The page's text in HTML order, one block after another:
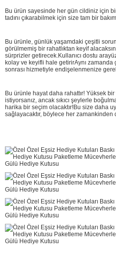
Bu ürün sayesinde her gün cildiniz için
tadını çıkarabilmek için size tam bir
Bu ürünle, günlük yaşamdaki çeşitli
görülmemiş bir rahatlıktan keyif
sürprizler getirecek.Kullanıcı dostu
kolay ve keyifli hale getirirAynı
sonrası hizmetiyle endişelenmenize
Bu ürünle hayat daha rahattır! Yüksek
istiyorsanız, ancak sıkıcı şeylerle
harika bir seçim olacaktır!Bu size daha
sağlayacaktır, böylece her